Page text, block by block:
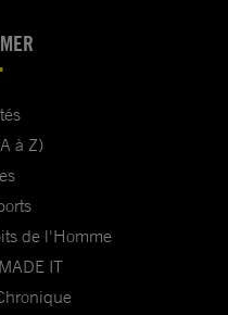
à Z)
de l'Homme
IT